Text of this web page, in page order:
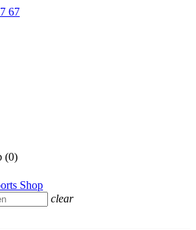
67
(0)
clear